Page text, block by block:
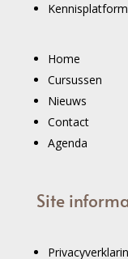
Kennisplatform
Home
Cursussen
Nieuws
Contact
Agenda
Site